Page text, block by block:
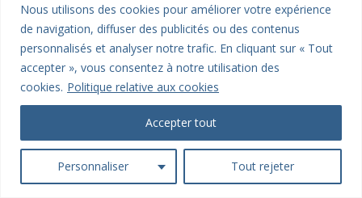
Nous utilisons des cookies pour améliorer votre expérience
de navigation, diffuser des publicités ou des contenus
personnalisés et analyser notre trafic. En cliquant sur « Tout
accepter », vous consentez à notre utilisation des
cookies. Politique relative aux cookies
Personnaliser Tout rejeter
Accepter tout
Autonomie?: jusqu’à 80?km en électrique sur
les hybrides rechargeables.
?: réduit grâce à l’aluminium et aux
plastiques recyclés.
Rendement?: supérieur à 40?%, contre 15?% en
Confort?: silence de roulage et démarrage
sans vibration.